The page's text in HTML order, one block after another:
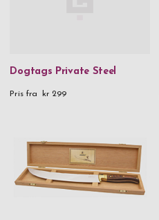
Dogtags Private Steel
Pris fra kr 299